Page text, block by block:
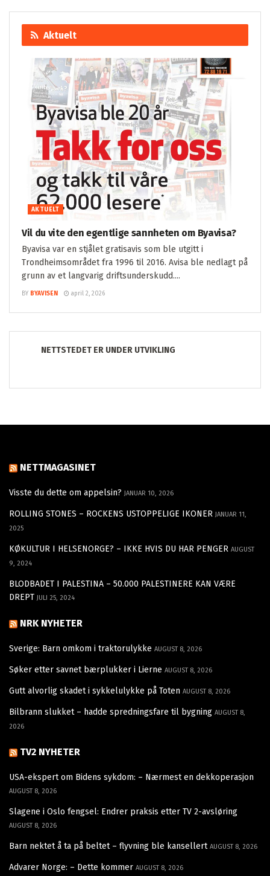
Aktuelt
AKTUELT
Vil du vite den egentlige sannheten om Byavisa?
Byavisa var en stjålet gratisavis som ble utgitt i
Trondheimsområdet fra 1996 til 2016. Avisa ble nedlagt på
grunn av et langvarig driftsunderskudd....
BY BYAVISEN april 2, 2026
NETTSTEDET ER UNDER UTVIKLING
NETTMAGASINET
Visste du dette om appelsin? JANUAR 10, 2026
ROLLING STONES – ROCKENS USTOPPELIGE IKONER JANUAR 11,
2025
KØKULTUR I HELSENORGE? – IKKE HVIS DU HAR PENGER AUGUST
9, 2024
BLODBADET I PALESTINA – 50.000 PALESTINERE KAN VÆRE
DREPT JULI 25, 2024
NRK NYHETER
Sverige: Barn omkom i traktorulykke AUGUST 8, 2026
Søker etter savnet bærplukker i Lierne AUGUST 8, 2026
Gutt alvorlig skadet i sykkelulykke på Toten AUGUST 8, 2026
Bilbrann slukket – hadde spredningsfare til bygning AUGUST 8,
2026
TV2 NYHETER
USA-ekspert om Bidens sykdom: – Nærmest en dekkoperasjon
AUGUST 8, 2026
Slagene i Oslo fengsel: Endrer praksis etter TV 2-avsløring
AUGUST 8, 2026
Barn nektet å ta på beltet – flyvning ble kansellert AUGUST 8, 2026
Advarer Norge: – Dette kommer AUGUST 8, 2026